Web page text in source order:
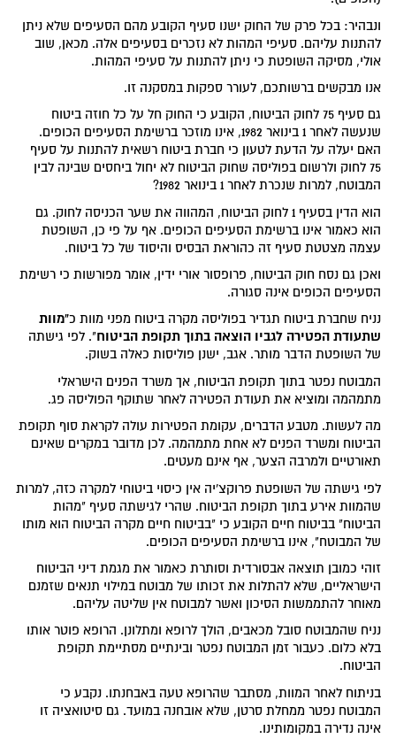
ונבהיר: בכל פרק של החוק ישנו סעיף הקובע מהם הסעיפים שלא ניתן
להתנות עליהם. סעיפי המהות לא נזכרים בסעיפים אלה. מכאן, שוב
אולי, מסיקה השופטת כי ניתן להתנות על סעיפי המהות.
אנו מבקשים ברשותכם, לעורר ספקות במסקנה זו.
גם סעיף 75 לחוק הביטוח, הקובע כי החוק חל על כל חוזה ביטוח
שנעשה לאחר 1 בינואר 1982, אינו מוזכר ברשימת הסעיפים הכופים.
האם יעלה על הדעת לטעון כי חברת ביטוח רשאית להתנות על סעיף
75 לחוק ולרשום בפוליסה שחוק הביטוח לא יחול ביחסים שבינה לבין
המבוטח, למרות שנכרת לאחר 1 בינואר 1982?
הוא הדין בסעיף 1 לחוק הביטוח, המהווה את שער הכניסה לחוק. גם
הוא כאמור אינו ברשימת הסעיפים הכופים. אף על פי כן, השופטת
עצמה מצטטת סעיף זה כהוראת הבסיס והיסוד של כל ביטוח.
ואכן גם נסח חוק הביטוח, פרופסור אורי ידין, אומר מפורשות כי רשימת
הסעיפים הכופים אינה סגורה.
נניח שחברת ביטוח תגדיר בפוליסה מקרה ביטוח מפני מוות כ"מוות
שתעודת הפטירה לגביו הוצאה בתוך תקופת הביטוח". לפי גישתה
של השופטת הדבר מותר. אגב, ישנן פוליסות כאלה בשוק.
המבוטח נפטר בתוך תקופת הביטוח, אך משרד הפנים הישראלי
מתמהמה ומוציא את תעודת הפטירה לאחר שתוקף הפוליסה פג.
מה לעשות. מטבע הדברים, עקומת הפטירות עולה לקראת סוף תקופת
הביטוח ומשרד הפנים לא אחת מתמהמה. לכן מדובר במקרים שאינם
תאורטיים ולמרבה הצער, אף אינם מעטים.
לפי גישתה של השופטת פרוקצ'יה אין כיסוי ביטוחי למקרה כזה, למרות
שהמוות אירע בתוך תקופת הביטוח. שהרי לגישתה סעיף "מהות
הביטוח" בביטוח חיים הקובע כי "בביטוח חיים מקרה הביטוח הוא מותו
של המבוטח", אינו ברשימת הסעיפים הכופים.
זוהי כמובן תוצאה אבסורדית וסותרת כאמור את מגמת דיני הביטוח
הישראליים, שלא להתלות את זכותו של מבוטח במילוי תנאים שזמנם
מאוחר להתממשות הסיכון ואשר למבוטח אין שליטה עליהם.
נניח שהמבוטח סובל מכאבים, הולך לרופא ומתלונן. הרופא פוטר אותו
בלא כלום. כעבור זמן המבוטח נפטר ובינתיים מסתיימת תקופת
הביטוח.
בניתוח לאחר המוות, מסתבר שהרופא טעה באבחנתו. נקבע כי
המבוטח נפטר ממחלת סרטן, שלא אובחנה במועד. גם סיטואציה זו
אינה נדירה במקומותינו.